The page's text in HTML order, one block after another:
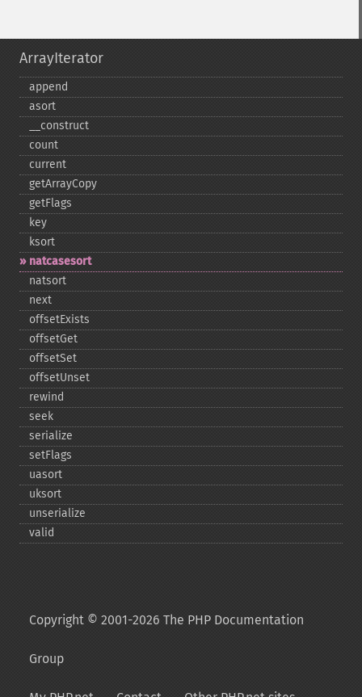
ArrayIterator
append
asort
_​_​construct
count
current
getArrayCopy
getFlags
key
ksort
natcasesort
natsort
next
offsetExists
offsetGet
offsetSet
offsetUnset
rewind
seek
serialize
setFlags
uasort
uksort
unserialize
valid
Copyright © 2001-2026 The PHP Documentation
Group